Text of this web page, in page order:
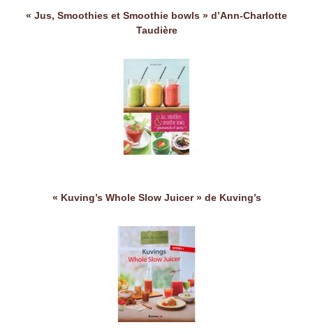
« Jus, Smoothies et Smoothie bowls » d’Ann-Charlotte
Taudière
« Kuving’s Whole Slow Juicer » de Kuving’s